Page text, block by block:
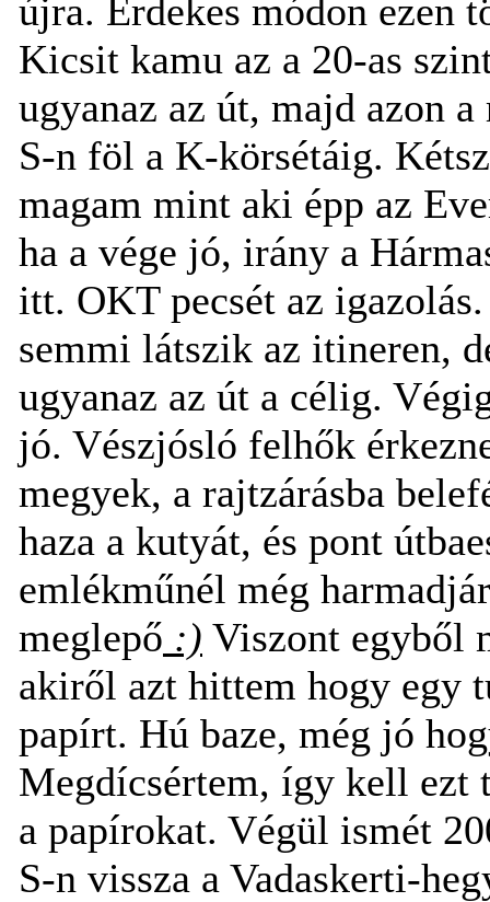
újra. Érdekes módon ezen
Kicsit kamu az a 20-as
ugyanaz az út, majd azon
S-n föl a K-körsétáig.
magam mint aki épp az
ha a vége jó, irány a
itt. OKT pecsét az
semmi látszik az itineren,
ugyanaz az út a célig.
jó. Vészjósló felhők
megyek, a rajtzárásba
haza a kutyát, és pont
emlékműnél még
meglepő :) Viszont egyből
akiről azt hittem hogy egy
papírt. Hú baze, még jó
Megdícsértem, így kell ezt
a papírokat. Végül ismét
S-n vissza a Vadaskerti-